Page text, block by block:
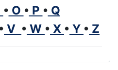
• O • P • Q
V • W • X • Y • Z